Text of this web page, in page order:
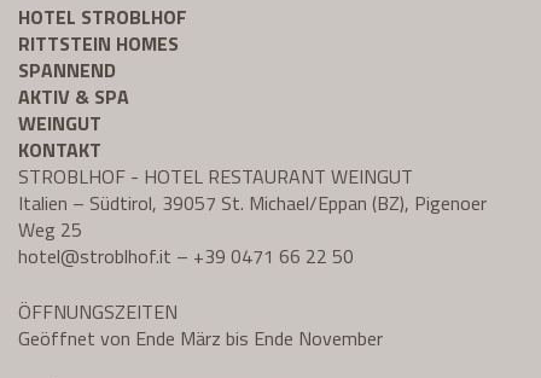
HOTEL STROBLHOF
RITTSTEIN HOMES
SPANNEND
AKTIV & SPA
WEINGUT
KONTAKT
STROBLHOF - HOTEL RESTAURANT WEINGUT
Italien – Südtirol, 39057 St. Michael/Eppan (BZ), Pigenoer
Weg 25
hotel@stroblhof.it – +39 0471 66 22 50
ÖFFNUNGSZEITEN
Geöffnet von Ende März bis Ende November